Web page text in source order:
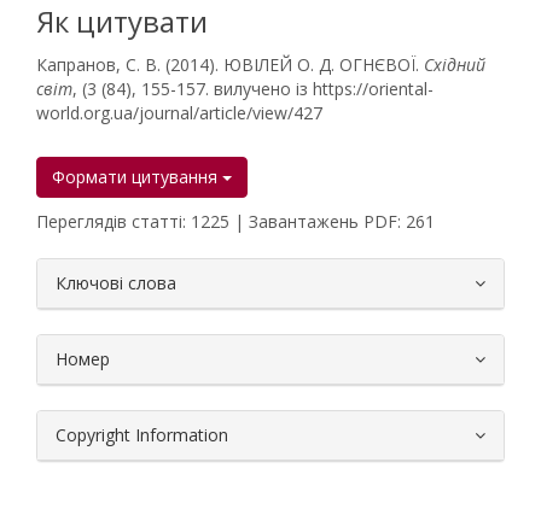
Як цитувати
Капранов, С. В. (2014). ЮВІЛЕЙ О. Д. ОГНЄВОЇ. Східний
світ, (3 (84), 155-157. вилучено із https://oriental-
world.org.ua/journal/article/view/427
Формати цитування
Переглядів статті: 1225 | Завантажень PDF: 261
Ключові слова
Номер
Copyright Information